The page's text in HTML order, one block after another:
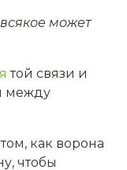
может
той связи и
между
как ворона
чтобы